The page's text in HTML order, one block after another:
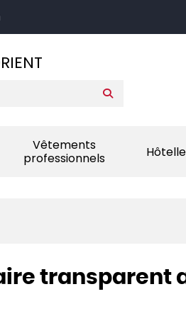
Vêtements
professionnels
transparent